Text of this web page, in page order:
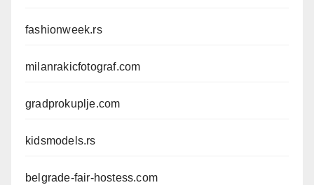
fashionweek.rs
milanrakicfotograf.com
gradprokuplje.com
kidsmodels.rs
belgrade-fair-hostess.com